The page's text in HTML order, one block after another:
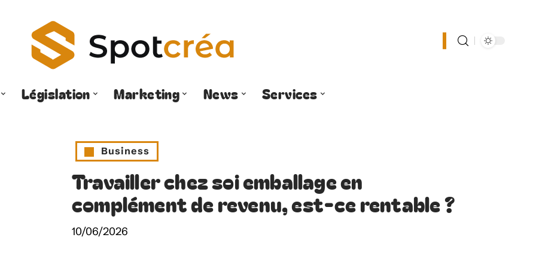
Législation Marketing News Services
Business
Travailler chez soi emballage en
complément de revenu, est-ce rentable ?
10/06/2026